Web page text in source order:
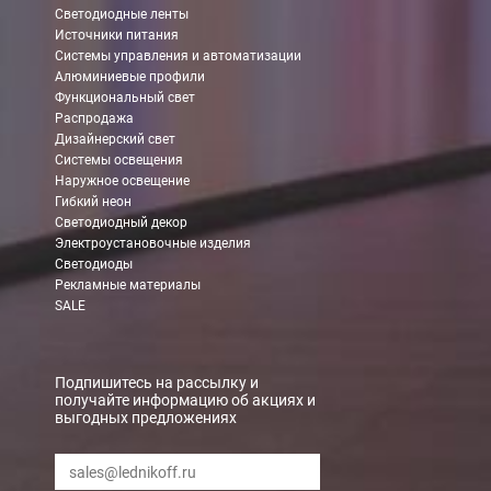
В Москве (внутри МКАД)
БЕСПЛАТНАЯ доставка при сумме заказа от 7000 руб.
При заказе менее 7000 руб. стоимость доставки 750 руб.
В Москве и МО (за МКАД)
При заказе от 7000 руб. стоимость доставки равна 30 руб.
При заказе менее 7000 руб. стоимость доставки 750 руб. +
В Санкт-Петербурге
При заказе менее 7000 руб. стоимость доставки
Мы можем доставить ваши заказы сервисом компании
Светодиодные ленты
Источники питания
Системы управления и автоматизации
Алюминиевые профили
Функциональный свет
Распродажа
Дизайнерский свет
Системы освещения
Наружное освещение
Гибкий неон
Светодиодный декор
Электроустановочные изделия
Светодиоды
Рекламные материалы
SALE
Подпишитесь на рассылку и
получайте информацию об акциях и
выгодных предложениях